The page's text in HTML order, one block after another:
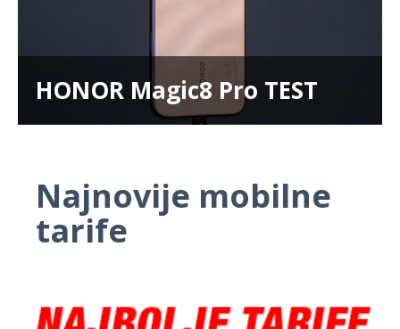
HONOR Magic8 Pro TEST
Najnovije mobilne
tarife